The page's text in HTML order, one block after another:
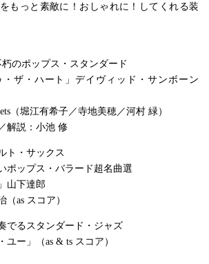
もっと素敵に！おしゃれに！してくれる装
のポップス・スタンダード
・ザ・ハート」デイヴィッド・サンボーン
（堀江有希子／寺地美穂／河村 緑）
解説：小池 修
ト・サックス
ポップス・バラード超名曲選
山下達郎
as スコア）
でるスタンダード・ジャズ
ユー」（as & ts スコア）